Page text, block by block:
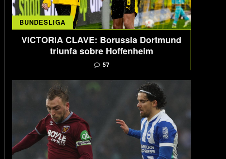
BUNDESLIGA
VICTORIA CLAVE: Borussia Dortmund
triunfa sobre Hoffenheim
57